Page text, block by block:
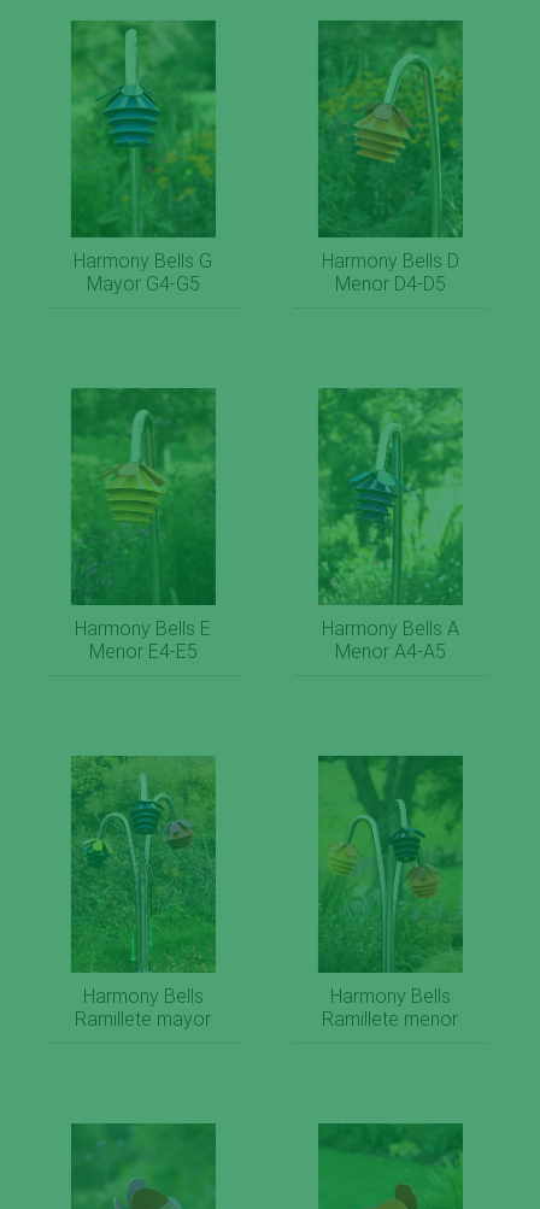
Harmony Bells G
Mayor G4-G5
Harmony Bells D
Menor D4-D5
Harmony Bells E
Menor E4-E5
Harmony Bells A
Menor A4-A5
Harmony Bells
Ramillete mayor
Harmony Bells
Ramillete menor